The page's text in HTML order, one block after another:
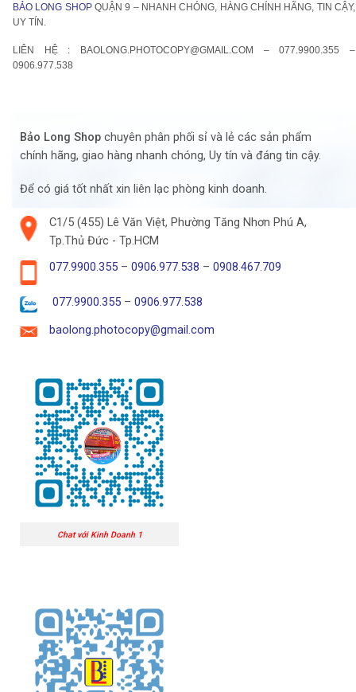
BẢO LONG SHOPQUẬN 9 – NHANH CHÓNG, HÀNG CHÍNH HÃNG, TIN CẬY,
UY TÍN.
LIÊN HỆ: BAOLONG.PHOTOCOPY@GMAIL.COM – 077.9900.355 –
0906.977.538
Bảo Long Shop chuyên phân phối sỉ và lẻ các sản phẩm
chính hãng, giao hàng nhanh chóng, Uy tín và đáng tin cậy.
Để có giá tốt nhất xin liên lạc phòng kinh doanh.
C1/5 (455) Lê Văn Việt, Phường Tăng Nhơn Phú A,
Tp.Thủ Đức - Tp.HCM
077.9900.355– 0906.977.538 – 0908.467.709
077.9900.355– 0906.977.538
baolong.photocopy@gmail.com
Chat với Kinh Doanh 1